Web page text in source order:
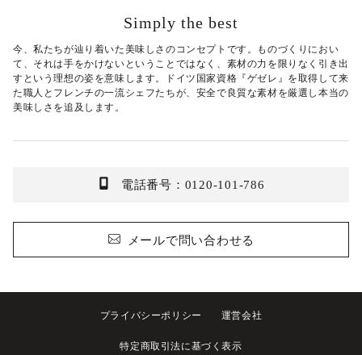
Simply the best
今、私たちが辿り着いた美味しさのコンセプトです。ものづくりにおい
て、それは手をかけないということではなく、素材の力を限りなく引き出
すという理想の姿を意味します。ドイツ国家資格『ゲゼレ』を取得して来
た職人とフレンチの一流シェフたちが、安全で良質な素材を厳選し本当の
美味しさを追及します。
電話番号：0120-101-786
メールで問い合わせる
プライバシーポリシー 運営会社
特定商取引法に基づく表示